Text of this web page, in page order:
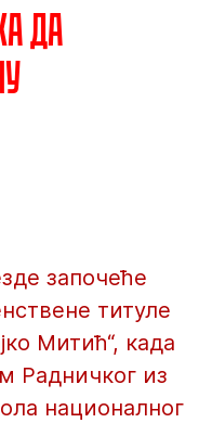
да
започеће
титуле
Митић“, када
Радничког из
националног